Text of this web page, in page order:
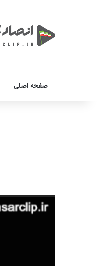
صفحه اصلی
نمایشگر
ویدیو